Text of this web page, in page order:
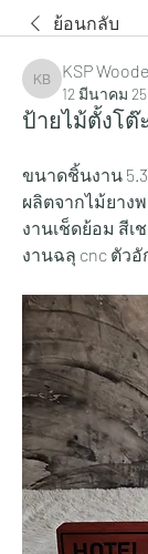
ย้อนกลับ
KSP Wooden box
KSP
12 มีนาคม
ป้ายไม้ตั้งโต๊ะ
ขนาดชิ้นงาน
ผลิตจากไม้ยาง
งานเช็ดย้อม สีเ
งานฉลุ cnc ตัว